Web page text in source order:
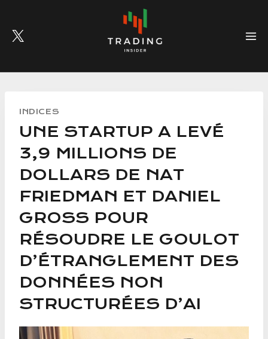
content
INDICES
UNE STARTUP A LEVÉ
3,9 MILLIONS DE
DOLLARS DE NAT
FRIEDMAN ET DANIEL
GROSS POUR
RÉSOUDRE LE GOULOT
D’ÉTRANGLEMENT DES
DONNÉES NON
STRUCTURÉES D’AI